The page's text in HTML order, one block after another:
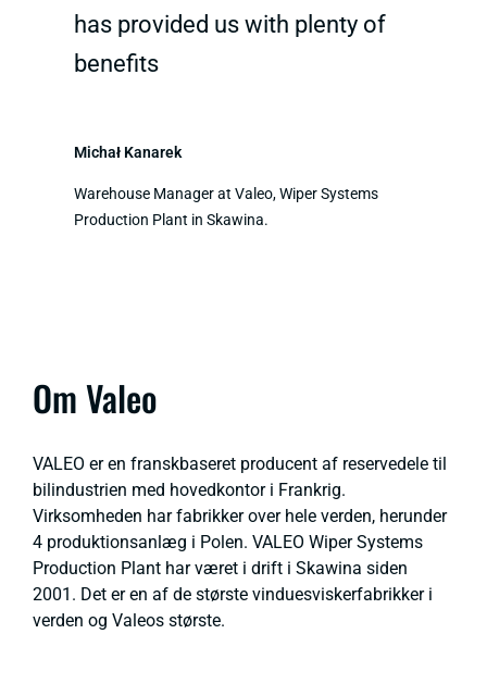
has provided us with plenty of
benefits
Michał Kanarek
Warehouse Manager at Valeo, Wiper Systems
Production Plant in Skawina.
Om Valeo
VALEO er en franskbaseret producent af reservedele til
bilindustrien med hovedkontor i Frankrig.
Virksomheden har fabrikker over hele verden, herunder
4 produktionsanlæg i Polen. VALEO Wiper Systems
Production Plant har været i drift i Skawina siden
2001. Det er en af de største vinduesviskerfabrikker i
verden og Valeos største.